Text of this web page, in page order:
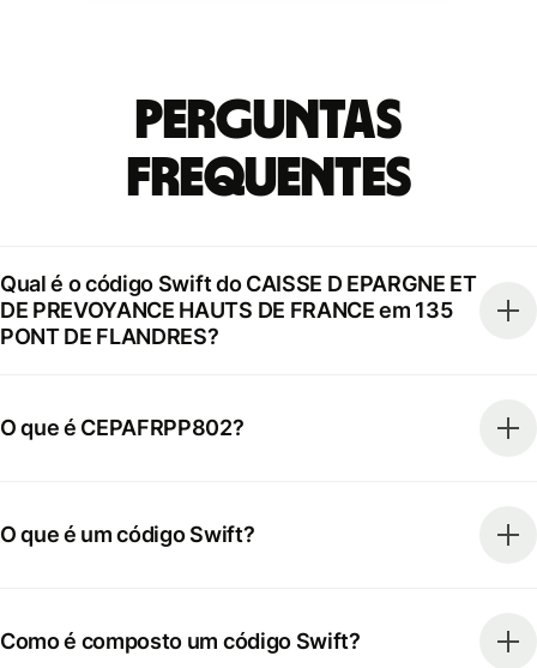
Perguntas
frequentes
Qual é o código Swift do CAISSE D EPARGNE ET
DE PREVOYANCE HAUTS DE FRANCE em 135
PONT DE FLANDRES?
O que é CEPAFRPP802?
O que é um código Swift?
Como é composto um código Swift?